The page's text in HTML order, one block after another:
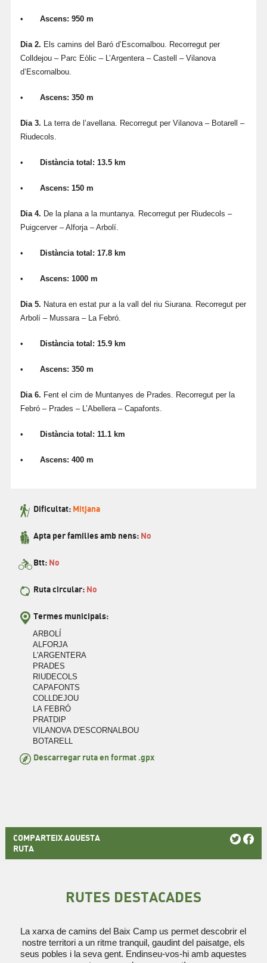
•Ascens: 950 m
Dia 2. Els camins del Baró d’Escornalbou. Recorregut per
Colldejou – Parc Eòlic – L’Argentera – Castell – Vilanova
d’Escornalbou.
•Ascens: 350 m
Dia 3. La terra de l’avellana. Recorregut per Vilanova – Botarell –
Riudecols.
• Distància total: 13.5 km
•Ascens: 150 m
Dia 4. De la plana a la muntanya. Recorregut per Riudecols –
Puigcerver – Alforja – Arbolí.
• Distància total: 17.8 km
•Ascens: 1000 m
Dia 5. Natura en estat pur a la vall del riu Siurana. Recorregut per
Arbolí – Mussara – La Febró.
• Distància total: 15.9 km
•Ascens: 350 m
Dia 6. Fent el cim de Muntanyes de Prades. Recorregut per la
Febró – Prades – L’Abellera – Capafonts.
• Distància total: 11.1 km
•Ascens: 400 m
Dificultat: Mitjana
Apta per families amb nens: No
Btt: No
Ruta circular: No
Termes municipals:
ARBOLÍ
ALFORJA
L'ARGENTERA
PRADES
RIUDECOLS
CAPAFONTS
COLLDEJOU
LA FEBRÓ
PRATDIP
VILANOVA D'ESCORNALBOU
BOTARELL
Descarregar ruta en format .gpx
COMPARTEIX AQUESTA
RUTA
RUTES DESTACADES
La xarxa de camins del Baix Camp us permet descobrir el
nostre territori a un ritme tranquil, gaudint del paisatge, els
seus pobles i la seva gent. Endinseu-vos-hi amb aquestes